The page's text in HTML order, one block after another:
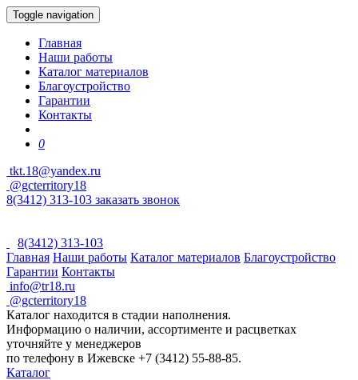
Toggle navigation
Главная
Наши работы
Каталог материалов
Благоустройство
Гарантии
Контакты
0
tkt.18@yandex.ru
@gcterritory18
8(3412) 313-103 заказать звонок
8(3412) 313-103
Главная Наши работы Каталог материалов Благоустройство
Гарантии Контакты
info@tr18.ru
@gcterritory18
Каталог находится в стадии наполнения.
Информацию о наличии, ассортименте и расцветках
уточняйте у менеджеров
по телефону в Ижевске +7 (3412) 55-88-85.
Каталог